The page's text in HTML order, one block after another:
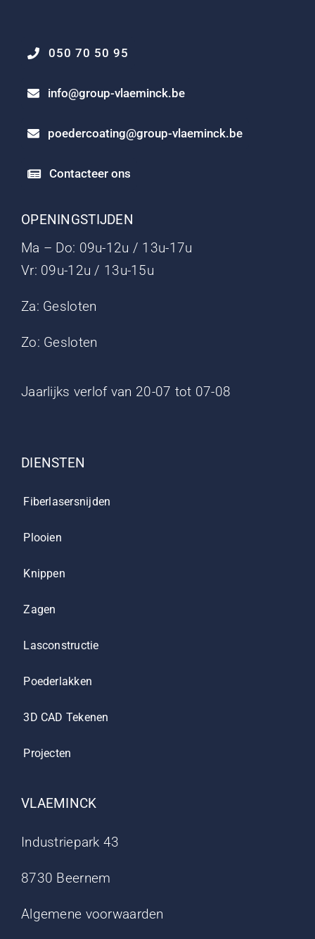
050 70 50 95
info@group-vlaeminck.be
poedercoating@group-vlaeminck.be
Contacteer ons
OPENINGSTIJDEN
Ma – Do: 09u-12u / 13u-17u
Vr: 09u-12u / 13u-15u
Za: Gesloten
Zo: Gesloten
Jaarlijks verlof van 20-07 tot 07-08
DIENSTEN
Fiberlasersnijden
Plooien
Knippen
Zagen
Lasconstructie
Poederlakken
3D CAD Tekenen
Projecten
VLAEMINCK
Industriepark 43
8730 Beernem
Algemene voorwaarden